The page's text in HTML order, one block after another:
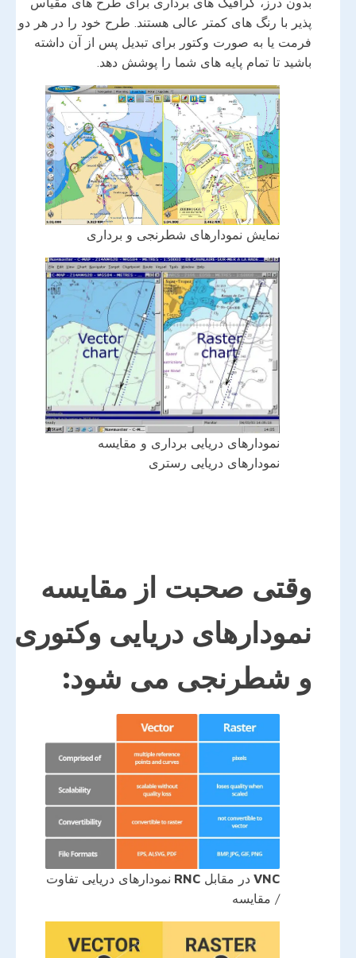
پذیر با رنگ های کمتر عالی هستند. طرح خود را در هر دو
فرمت یا به صورت وکتور برای تبدیل پس از آن داشته
باشید تا تمام پایه های شما را پوشش دهد.
نمایش نمودارهای شطرنجی و برداری
نمودارهای دریایی برداری و مقایسه
نمودارهای دریایی رستری
وقتی صحبت از مقایسه
نمودارهای دریایی وکتوری
و شطرنجی می شود:
VNC در مقابل RNC نمودارهای دریایی تفاوت
/ مقایسه